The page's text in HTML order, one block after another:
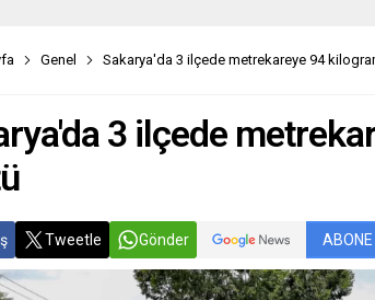
bireysel...
Genel Sakarya'da 3 ilçede metrekareye 94
3 ilçede
Tweetle Gönder ABONE